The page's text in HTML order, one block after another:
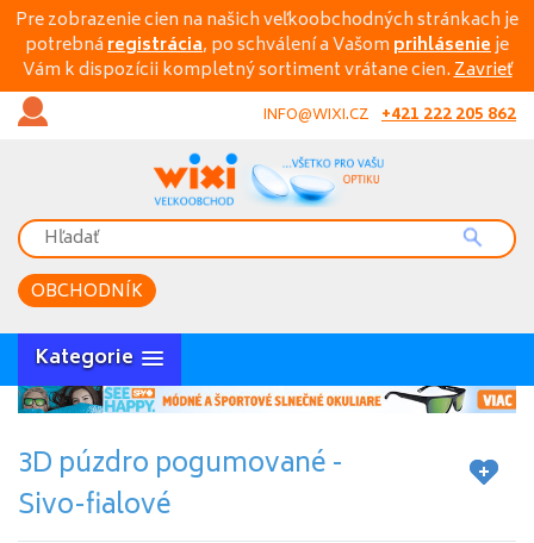
Pre zobrazenie cien na našich veľkoobchodných stránkach je
potrebnáregistrácia, po schválení a Vašom prihlásenieje
Vám k dispozícii kompletný sortiment vrátane cien.Zavrieť
INFO@WIXI.CZ +421 222 205 862
OBCHODNÍK
Kategorie
3D púzdro pogumované -
Sivo-fialové